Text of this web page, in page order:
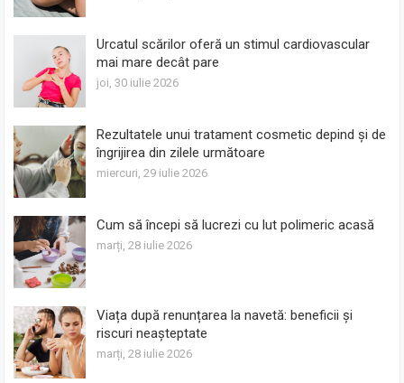
Urcatul scărilor oferă un stimul cardiovascular
mai mare decât pare
joi, 30 iulie 2026
Rezultatele unui tratament cosmetic depind și de
îngrijirea din zilele următoare
miercuri, 29 iulie 2026
Cum să începi să lucrezi cu lut polimeric acasă
marți, 28 iulie 2026
Viața după renunțarea la navetă: beneficii și
riscuri neașteptate
marți, 28 iulie 2026